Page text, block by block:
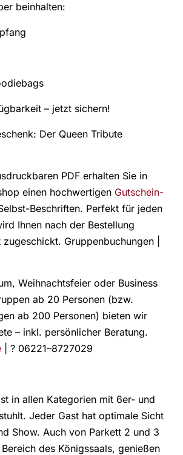
beinhalten:
– jetzt sichern!
Der Queen Tribute
PDF erhalten Sie in
einen hochwertigen Gutschein-
Beschriften. Perfekt für jeden
Ihnen nach der Bestellung
Gruppenbuchungen |
Weihnachtsfeier oder Business
ab 20 Personen (bzw.
ab 200 Personen) bieten wir
– inkl. persönlicher Beratung.
| ? 06221–8727029
in allen Kategorien mit 6er- und
Jeder Gast hat optimale Sicht
Show. Auch von Parkett 2 und 3
des Königssaals, genießen